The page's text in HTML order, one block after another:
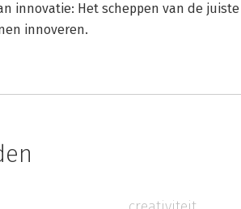
innovatie: Het scheppen van de
innoveren.